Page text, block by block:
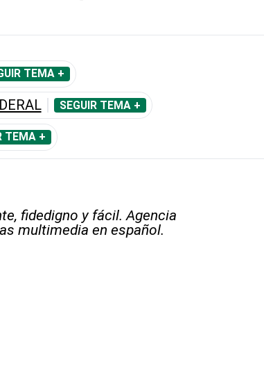
TEMA +
SEGUIR TEMA +
TEMA +
fidedigno y fácil. Agencia
multimedia en español.